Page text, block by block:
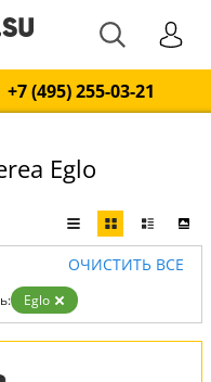
+7 (495) 255-03-21
Eglo
ОЧИСТИТЬ ВСЕ
Eglo